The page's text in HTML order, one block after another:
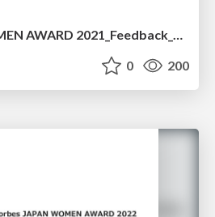
Forbes JAPAN WOMEN AWARD 2021_Feedback_Report_Guide
0 200